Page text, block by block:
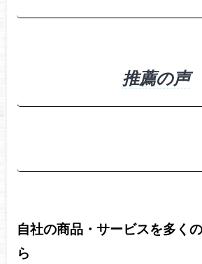
推薦の声
自社の商品・サービスを多く
ら